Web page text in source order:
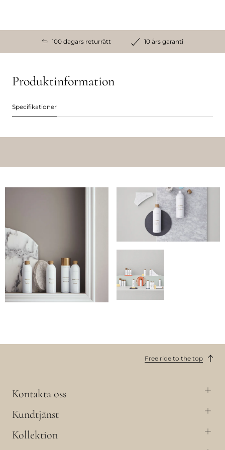
100 dagars returrätt 10 års garanti
Produktinformation
Specifikationer
Free ride to the top
Kontakta oss
Kundtjänst
Kollektion